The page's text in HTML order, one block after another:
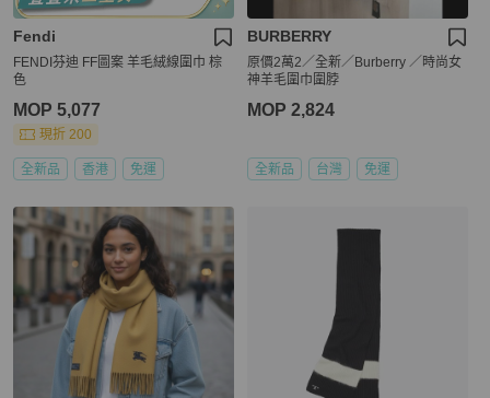
Fendi
FENDI芬迪 FF圖案 羊毛絨線圍巾 棕
色
MOP 5,077
現折 200
全新品 香港 免運
BURBERRY
原價2萬2／全新／Burberry ／時尚女
神羊毛圍巾圍脖
MOP 2,824
全新品 台灣 免運